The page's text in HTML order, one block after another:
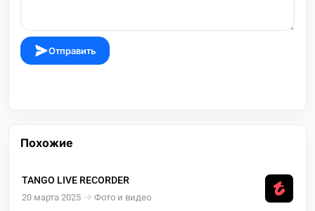
Отправить
Похожие
TANGO LIVE RECORDER
20 марта 2025 Фото и видео